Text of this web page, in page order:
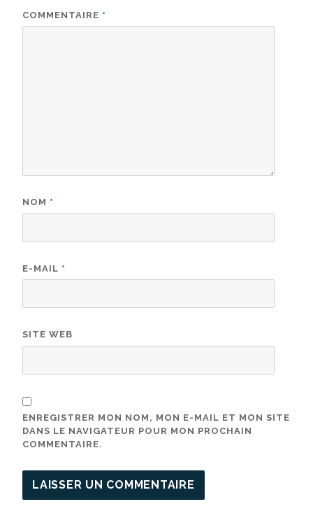
COMMENTAIRE *
NOM *
E-MAIL *
SITE WEB
ENREGISTRER MON NOM, MON E-MAIL ET MON SITE
DANS LE NAVIGATEUR POUR MON PROCHAIN
COMMENTAIRE.